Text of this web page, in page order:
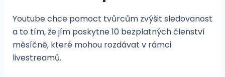
Youtube chce pomoct tvůrcům zvýšit sledovanost
a to tím, že jím poskytne 10 bezplatných členství
měsíčně, které mohou rozdávat v rámci
livestreamů.